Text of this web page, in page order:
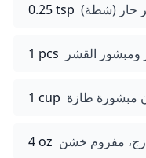
0.25 tsp حار (شطة)
1 pcs القشر
1 cup مبشورة طازة
4 oz مفروم خشن